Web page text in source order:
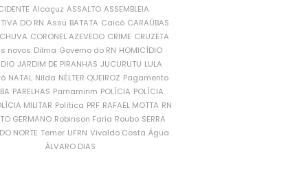
Alcaçuz ASSALTO ASSEMBLEIA
DO RN Assu BATATA Caicó CARAÚBAS
CORONEL AZEVEDO CRIME CRUZETA
novos Dilma Governo do RN HOMICÍDIO
JARDIM DE PIRANHAS JUCURUTU LULA
NATAL Nilda NÉLTER QUEIROZ Pagamento
PARELHAS Parnamirim POLÍCIA POLÍCIA
MILITAR Política PRF RAFAEL MOTTA RN
GERMANO Robinson Faria Roubo SERRA
NORTE Temer UFRN Vivaldo Costa Água
ÁLVARO DIAS